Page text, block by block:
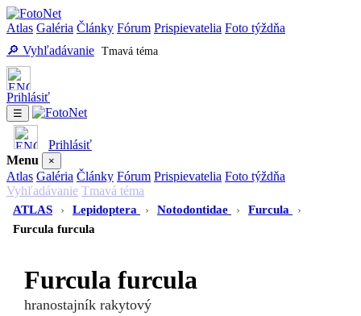
Atlas Galéria Články Fórum Prispievatelia Foto týždňa
🔎 Vyhľadávanie Tmavá téma
Prihlásiť
☰
Prihlásiť
Menu
×
Atlas Galéria Články Fórum Prispievatelia Foto týždňa
Vyhľadávanie Tmavá téma
ATLAS
› Lepidoptera › Notodontidae › Furcula
›
Furcula furcula
Furcula furcula
hranostajník rakytový